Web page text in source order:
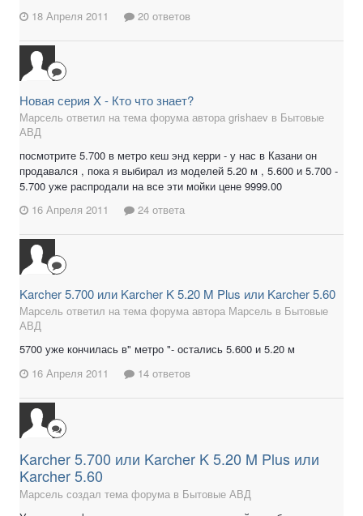
18 Апреля 2011
20 ответов
Новая серия X - Кто что знает?
Марсель ответил на тема форума автора grishaev в Бытовые
АВД
посмотрите 5.700 в метро кеш энд керри - у нас в Казани он
продавался , пока я выбирал из моделей 5.20 м , 5.600 и 5.700 -
5.700 уже распродали на все эти мойки цене 9999.00
16 Апреля 2011
24 ответа
Karcher 5.700 или Karcher K 5.20 M Plus или Karcher 5.60
Марсель ответил на тема форума автора Марсель в Бытовые
АВД
5700 уже кончилась в" метро "- остались 5.600 и 5.20 м
16 Апреля 2011
14 ответов
Karcher 5.700 или Karcher K 5.20 M Plus или
Karcher 5.60
Марсель создал тема форума в Бытовые АВД